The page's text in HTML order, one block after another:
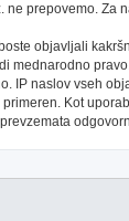
ne prepovemo. Za
objavljali
mednarodno
IP naslov vseh
Kot